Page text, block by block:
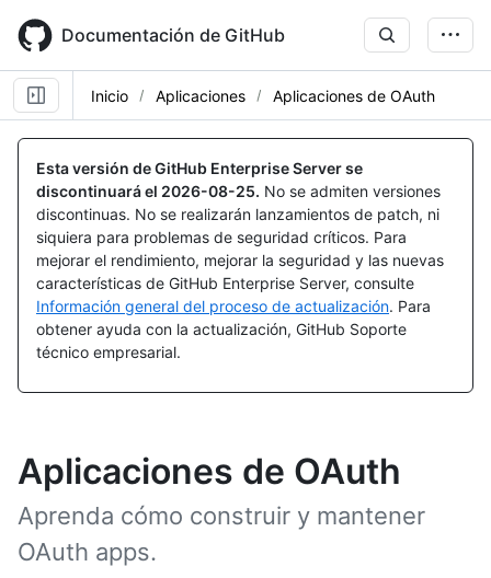
main
content
Documentación de GitHub
Inicio Aplicaciones Aplicaciones de OAuth
Esta versión de GitHub Enterprise Server se
discontinuará el 2026-08-25. No se admiten versiones
discontinuas. No se realizarán lanzamientos de patch, ni
siquiera para problemas de seguridad críticos. Para
mejorar el rendimiento, mejorar la seguridad y las nuevas
características de GitHub Enterprise Server, consulte
Información general del proceso de actualización. Para
obtener ayuda con la actualización, GitHub Soporte
técnico empresarial.
Aplicaciones de OAuth
Aprenda cómo construir y mantener
OAuth apps.